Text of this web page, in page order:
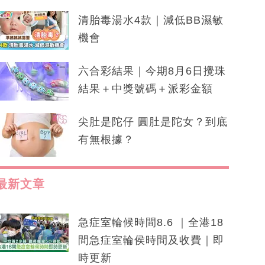
清胎毒湯水4款｜減低BB濕敏
機會
六合彩結果｜今期8月6日攪珠
結果＋中獎號碼＋派彩金額
尖肚是陀仔 圓肚是陀女？到底
有無根據？
新文章
急症室輪候時間8.6 ｜全港18
間急症室輪侯時間及收費｜即
時更新